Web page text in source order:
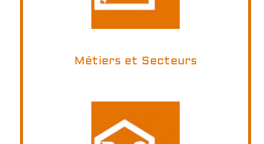
Métiers et Secteurs